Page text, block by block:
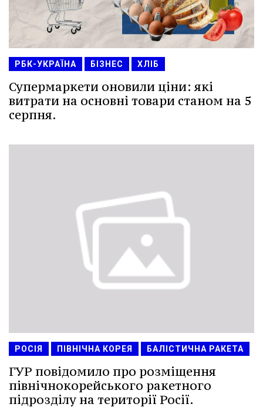
РБК-УКРАЇНА БІЗНЕС ХЛІБ
Супермаркети оновили ціни: які
витрати на основні товари станом на 5
серпня.
РОСІЯ ПІВНІЧНА КОРЕЯ БАЛІСТИЧНА РАКЕТА
ГУР повідомило про розміщення
північнокорейського ракетного
підрозділу на території Росії.